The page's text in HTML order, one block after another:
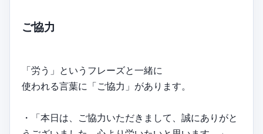
ご協力
「労う」というフレーズと一緒に
使われる言葉に「ご協力」があります。
・「本日は、ご協力いただきまして、誠にありがと